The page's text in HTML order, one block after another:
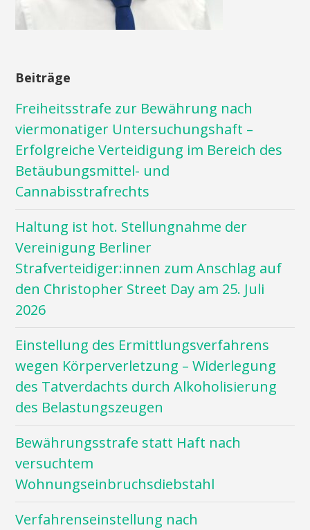
Beiträge
Freiheitsstrafe zur Bewährung nach
viermonatiger Untersuchungshaft –
Erfolgreiche Verteidigung im Bereich des
Betäubungsmittel- und
Cannabisstrafrechts
Haltung ist hot. Stellungnahme der
Vereinigung Berliner
Strafverteidiger:innen zum Anschlag auf
den Christopher Street Day am 25. Juli
2026
Einstellung des Ermittlungsverfahrens
wegen Körperverletzung – Widerlegung
des Tatverdachts durch Alkoholisierung
des Belastungszeugen
Bewährungsstrafe statt Haft nach
versuchtem
Wohnungseinbruchsdiebstahl
Verfahrenseinstellung nach